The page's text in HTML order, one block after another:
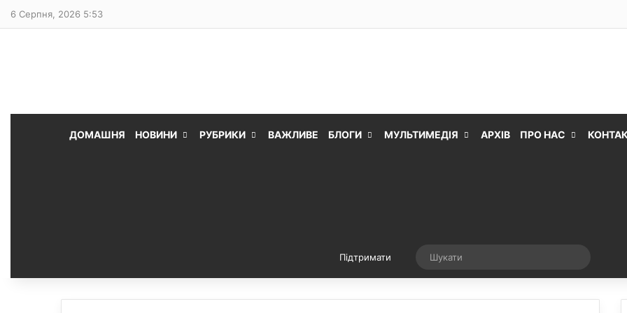
6 Серпня, 2026 5:53
ДОМАШНЯ НОВИНИ РУБРИКИ ВАЖЛИВЕ БЛОГИ МУЛЬТИМЕДІЯ АРХІВ ПРО НАС
Підтримати Випадкова стаття